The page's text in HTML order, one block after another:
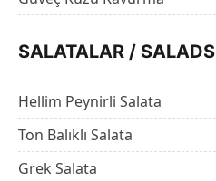
SALATALAR / SALADS
Hellim Peynirli Salata
Ton Balıklı Salata
Grek Salata